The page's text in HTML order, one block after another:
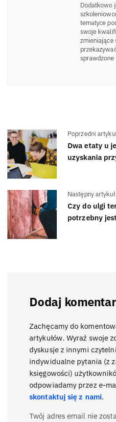
Dodatkowo
tematyce
swoje
zmieniające
Poprzedni
Dwa etaty u
uzyskania
Następny artykuł
Czy do ulgi
potrzebny
Dodaj
Zachęcamy do
artykułów. Wyraź swoje
dyskusje z innymi
indywidualne pytania (z
księgowości)
odpowiadamy przez e-
skontaktuj się z nami.
Twój adres email nie